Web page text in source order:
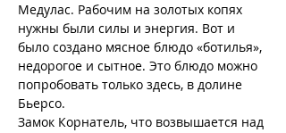
Медулас. Рабочим на золотых копях
нужны были силы и энергия. Вот и
было создано мясное блюдо «ботилья»,
недорогое и сытное. Это блюдо можно
попробовать только здесь, в долине
Бьерсо.
Замок Корнатель, что возвышается над